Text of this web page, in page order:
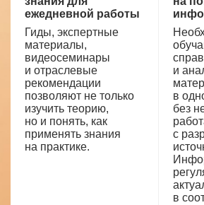
ежедневной работы
Гиды, экспертные
материалы,
видеосеминары
и отраслевые
рекомендации
позволяют не только
изучить теорию,
но и понять, как
применять знания
на практике.
и
в
без
с
в